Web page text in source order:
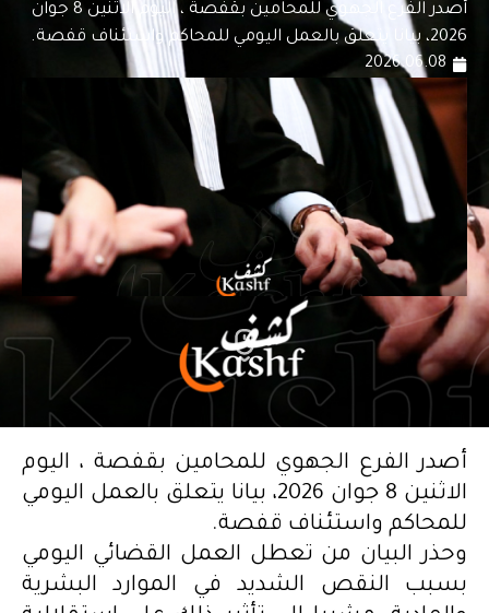
أصدر الفرع الجهوي للمحامين بقفصة ، اليوم الاثنين 8 جوان
2026، بيانا يتعلق بالعمل اليومي للمحاكم واستئناف قفصة.
2026.06.08
أصدر الفرع الجهوي للمحامين بقفصة ، اليوم
الاثنين 8 جوان 2026، بيانا يتعلق بالعمل اليومي
للمحاكم واستئناف قفصة.
وحذر البيان من تعطل العمل القضائي اليومي
بسبب النقص الشديد في الموارد البشرية